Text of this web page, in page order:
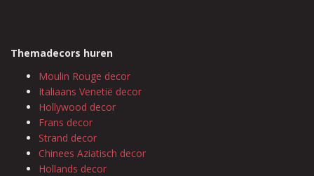
Themadecors huren
Moulin Rouge decor
Italiaans Venetië decor
Hollywood decor
Frans decor
Strand decor
Chinees Aziatisch decor
Hollands decor